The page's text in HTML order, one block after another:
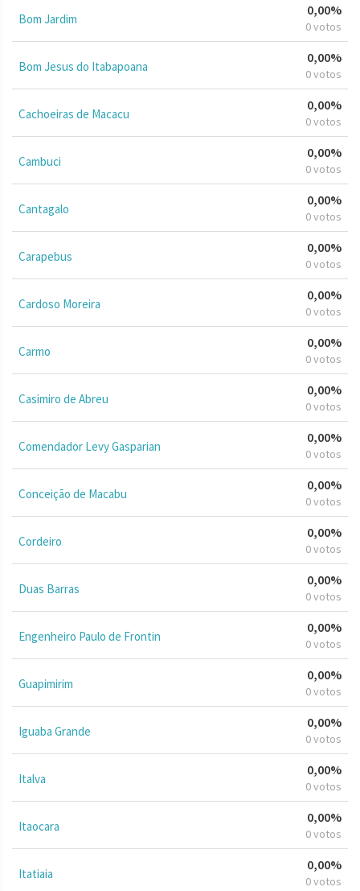
Bom Jardim
0,00%
0 votos
Bom Jesus do Itabapoana
0,00%
0 votos
Cachoeiras de Macacu
0,00%
0 votos
Cambuci
0,00%
0 votos
Cantagalo
0,00%
0 votos
Carapebus
0,00%
0 votos
Cardoso Moreira
0,00%
0 votos
Carmo
0,00%
0 votos
Casimiro de Abreu
0,00%
0 votos
Comendador Levy Gasparian
0,00%
0 votos
Conceição de Macabu
0,00%
0 votos
Cordeiro
0,00%
0 votos
Duas Barras
0,00%
0 votos
Engenheiro Paulo de Frontin
0,00%
0 votos
Guapimirim
0,00%
0 votos
Iguaba Grande
0,00%
0 votos
Italva
0,00%
0 votos
Itaocara
0,00%
0 votos
Itatiaia
0,00%
0 votos